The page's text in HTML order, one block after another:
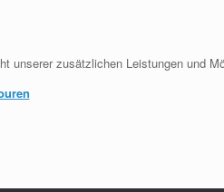
unserer zusätzlichen Leistungen und